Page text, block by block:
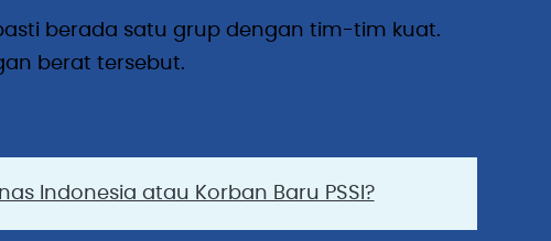
berada satu grup dengan tim-tim kuat.
berat tersebut.
Indonesia atau Korban Baru PSSI?